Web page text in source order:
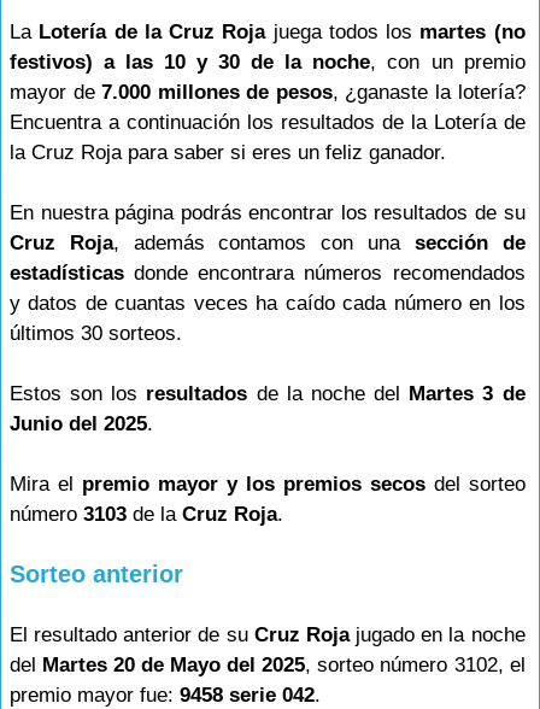
La Lotería de la Cruz Rojajuega todos los martes (no
festivos) a las 10 y 30 de la noche, con un premio
mayor de7.000 millones de pesos, ¿ganaste la lotería?
Encuentra a continuación los resultados de la Lotería de
la Cruz Roja para saber si eres un feliz ganador.
En nuestra página podrás encontrar los resultados de su
Cruz Roja, además contamos con una sección de
estadísticas donde encontrara números recomendados
y datos de cuantas veces ha caído cada número en los
últimos 30 sorteos.
Estos son los resultados de la noche del Martes 3 de
Junio del 2025.
Mira el premio mayor y los premios secosdel sorteo
número 3103 de la Cruz Roja.
Sorteo anterior
El resultado anterior de su Cruz Rojajugado en la noche
del Martes 20 de Mayo del 2025, sorteo número 3102, el
premio mayor fue: 9458 serie 042.